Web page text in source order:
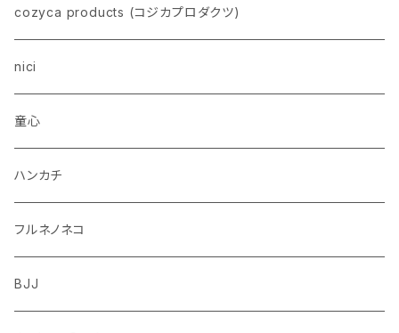
イヌ
トイプードル
柴犬
ウザギ
パンダ
リス
クマ
ゾウ
スヌーピー
モンチッチ
ムーミン
ちいかわ
ミッフィー
Richard Scarry (リチャード・スキャリー)
cozyca products (コジカプロダクツ)
nici
童心
ハンカチ
フルネノネコ
BJJ